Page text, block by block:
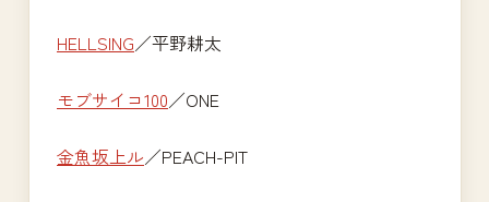
HELLSING／平野耕太
モブサイコ100／ONE
金魚坂上ル／PEACH-PIT